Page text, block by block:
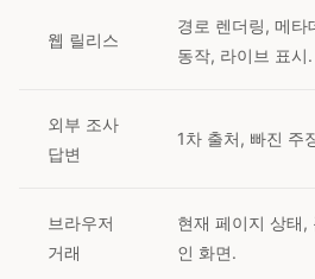
웹 릴리스
경로 렌더링, 메타
동작, 라이브 표시.
외부 조사
답변
1차 출처, 빠진 주
브라우저
거래
현재 페이지 상태,
인 화면.